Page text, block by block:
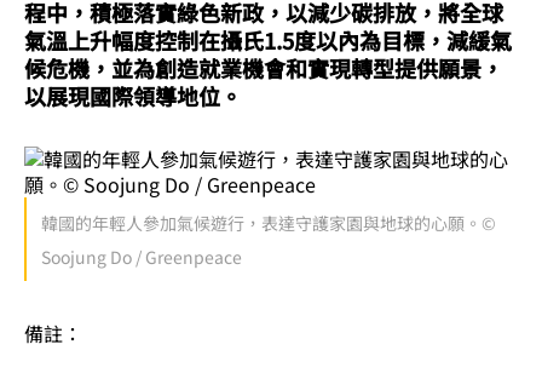
程中，積極落實綠色新政，以減少碳排放，將全球
氣溫上升幅度控制在攝氏1.5度以內為目標，減緩氣
候危機，並為創造就業機會和實現轉型提供願景，
以展現國際領導地位。
韓國的年輕人參加氣候遊行，表達守護家園與地球的心願。©
Soojung Do / Greenpeace
備註：